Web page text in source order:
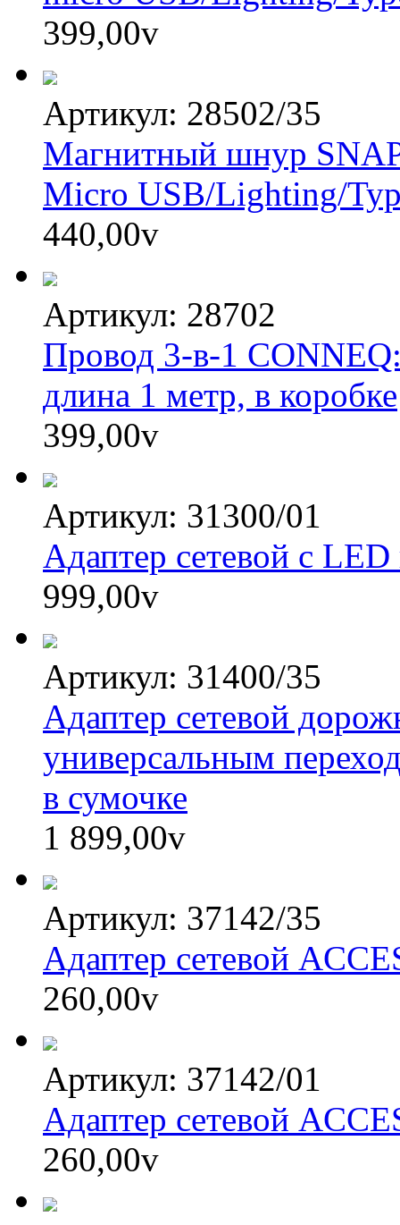
399,00v
Артикул: 28502/35
Магнитный шнур
Micro USB/Lighting/
440,00v
Артикул: 28702
Провод 3-в-1
длина 1 метр, в коробке
399,00v
Артикул: 31300/01
Адаптер сетевой с
999,00v
Артикул: 31400/35
Адаптер сетевой
универсальным
в сумочке
1 899,00v
Артикул: 37142/35
Адаптер сетевой
260,00v
Артикул: 37142/01
Адаптер сетевой
260,00v